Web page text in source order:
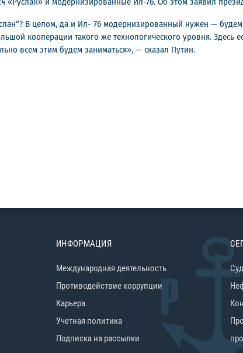
В целом, да и Ил- 76 модернизированный нужен —
кооперации такого же технологического уровня.
всем этим будем заниматься», — сказал Путин.
ИНФОРМАЦИЯ
Международная деятельность
Противодействие коррупции
Карьера
Учетная политика
Подписка на рассылки